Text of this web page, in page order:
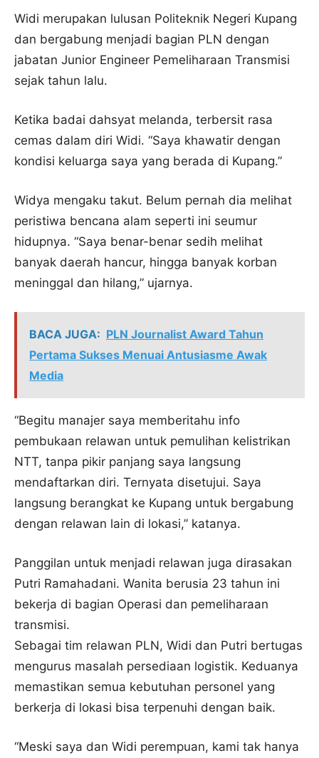
Widi merupakan lulusan Politeknik Negeri Kupang
dan bergabung menjadi bagian PLN dengan
jabatan Junior Engineer Pemeliharaan Transmisi
sejak tahun lalu.
Ketika badai dahsyat melanda, terbersit rasa
cemas dalam diri Widi. “Saya khawatir dengan
kondisi keluarga saya yang berada di Kupang.”
Widya mengaku takut. Belum pernah dia melihat
peristiwa bencana alam seperti ini seumur
hidupnya. “Saya benar-benar sedih melihat
banyak daerah hancur, hingga banyak korban
meninggal dan hilang,” ujarnya.
BACA JUGA: PLN Journalist Award Tahun
Pertama Sukses Menuai Antusiasme Awak
Media
“Begitu manajer saya memberitahu info
pembukaan relawan untuk pemulihan kelistrikan
NTT, tanpa pikir panjang saya langsung
mendaftarkan diri. Ternyata disetujui. Saya
langsung berangkat ke Kupang untuk bergabung
dengan relawan lain di lokasi,” katanya.
Panggilan untuk menjadi relawan juga dirasakan
Putri Ramahadani. Wanita berusia 23 tahun ini
bekerja di bagian Operasi dan pemeliharaan
transmisi.
Sebagai tim relawan PLN, Widi dan Putri bertugas
mengurus masalah persediaan logistik. Keduanya
memastikan semua kebutuhan personel yang
berkerja di lokasi bisa terpenuhi dengan baik.
“Meski saya dan Widi perempuan, kami tak hanya